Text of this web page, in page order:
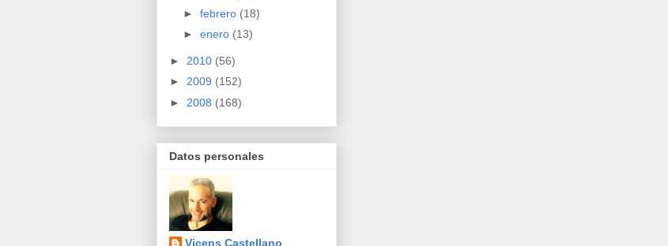
► febrero (18)
► enero (13)
► 2010 (56)
► 2009 (152)
► 2008 (168)
Datos personales
Vicens Castellano